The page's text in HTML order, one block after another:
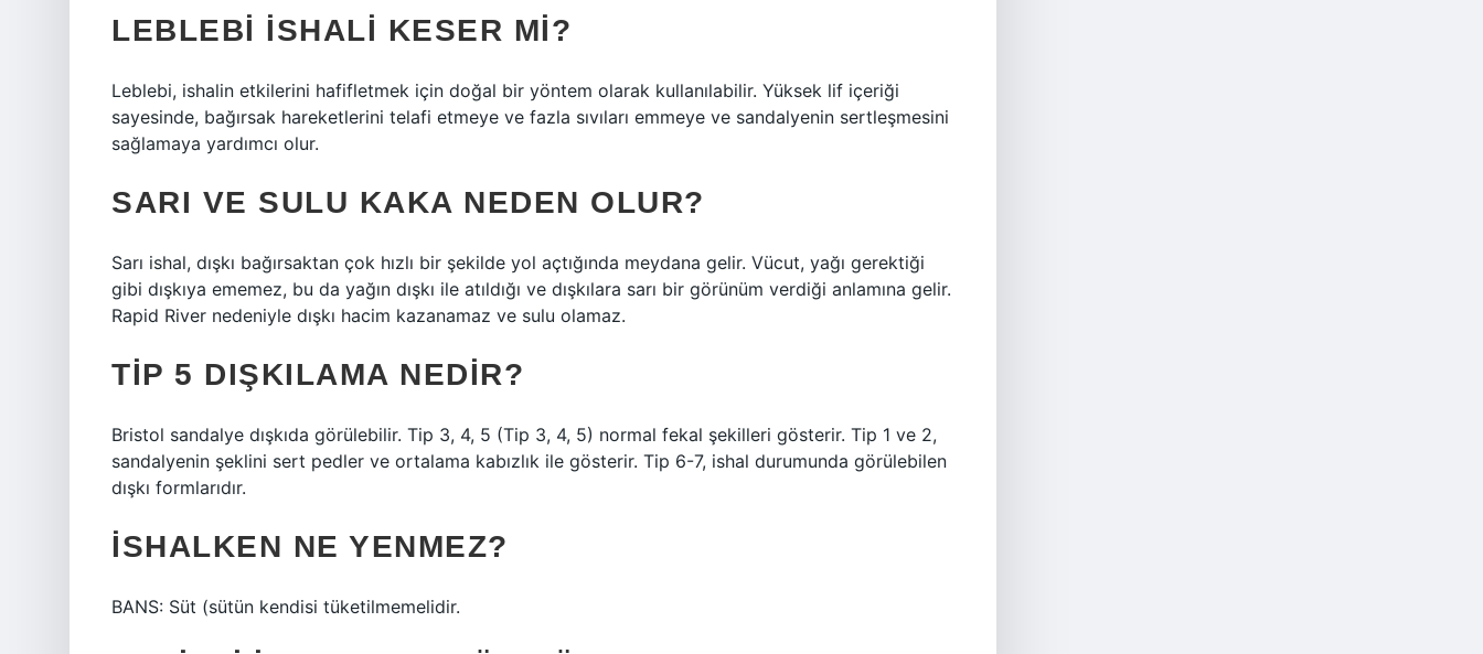
LEBLEBI ISHALI KESER MI?
Leblebi, ishalin etkilerini hafifletmek için doğal bir yöntem olarak kullanılabilir. Yüksek lif içeriği
sayesinde, bağırsak hareketlerini telafi etmeye ve fazla sıvıları emmeye ve sandalyenin sertleşmesini
sağlamaya yardımcı olur.
SARI VE SULU KAKA NEDEN OLUR?
Sarı ishal, dışkı bağırsaktan çok hızlı bir şekilde yol açtığında meydana gelir. Vücut, yağı gerektiği
gibi dışkıya ememez, bu da yağın dışkı ile atıldığı ve dışkılara sarı bir görünüm verdiği anlamına gelir.
Rapid River nedeniyle dışkı hacim kazanamaz ve sulu olamaz.
TIP 5 DIŞKILAMA NEDIR?
Bristol sandalye dışkıda görülebilir. Tip 3, 4, 5 (Tip 3, 4, 5) normal fekal şekilleri gösterir. Tip 1 ve 2,
sandalyenin şeklini sert pedler ve ortalama kabızlık ile gösterir. Tip 6-7, ishal durumunda görülebilen
dışkı formlarıdır.
İSHALKEN NE YENMEZ?
BANS: Süt (sütün kendisi tüketilmemelidir.